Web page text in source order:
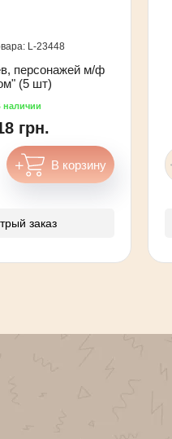
23448
персонажей м/ф
(5 шт)
грн.
заказ